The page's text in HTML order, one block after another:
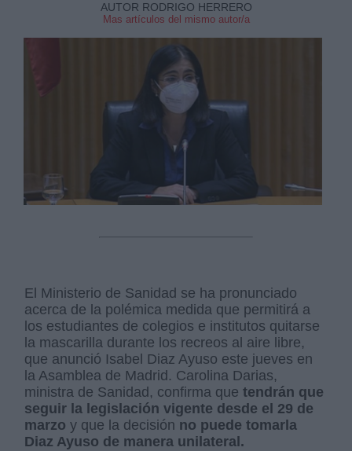
AUTOR RODRIGO HERRERO
Mas artículos del mismo autor/a
El Ministerio de Sanidad se ha pronunciado
acerca de la polémica medida que permitirá a
los estudiantes de colegios e institutos quitarse
la mascarilla durante los recreos al aire libre,
que anunció Isabel Diaz Ayuso este jueves en
la Asamblea de Madrid. Carolina Darias,
ministra de Sanidad, confirma que tendrán que
seguir la legislación vigente desde el 29 de
marzo y que la decisión no puede tomarla
Diaz Ayuso de manera unilateral.